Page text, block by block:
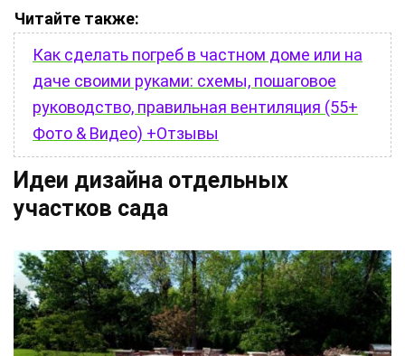
Читайте также:
Как сделать погреб в частном доме или на
даче своими руками: схемы, пошаговое
руководство, правильная вентиляция (55+
Фото & Видео) +Отзывы
Идеи дизайна отдельных
участков сада